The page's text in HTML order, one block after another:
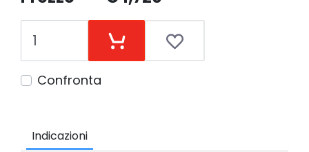
Confronta
Indicazioni